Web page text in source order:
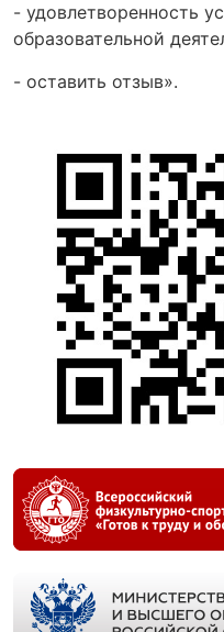
- удовлетворенность
образовательной
- оставить отзыв».